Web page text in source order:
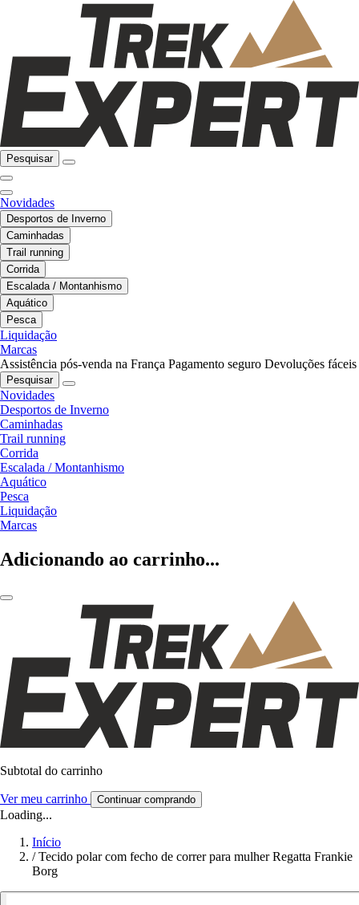
Pesquisar
Novidades
Desportos de Inverno
Caminhadas
Trail running
Corrida
Escalada / Montanhismo
Aquático
Pesca
Liquidação
Marcas
Assistência pós-venda na França Pagamento seguro Devoluções fáceis
Pesquisar
Novidades
Desportos de Inverno
Caminhadas
Trail running
Corrida
Escalada / Montanhismo
Aquático
Pesca
Liquidação
Marcas
Adicionando ao carrinho...
Subtotal do carrinho
Ver meu carrinho Continuar comprando
Loading...
Início
/ Tecido polar com fecho de correr para mulher Regatta Frankie
Borg